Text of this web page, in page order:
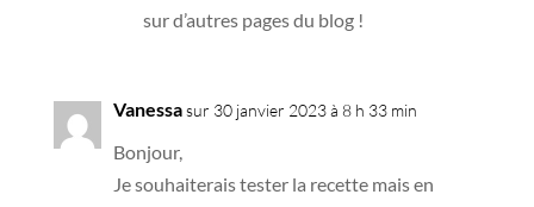
sur d’autres pages du blog !
Vanessasur 30 janvier 2023 à 8 h 33 min
Bonjour,
Je souhaiterais tester la recette mais en